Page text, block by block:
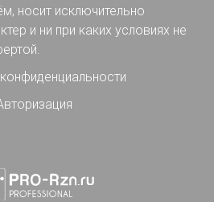
носит исключительно
и ни при каких условиях не